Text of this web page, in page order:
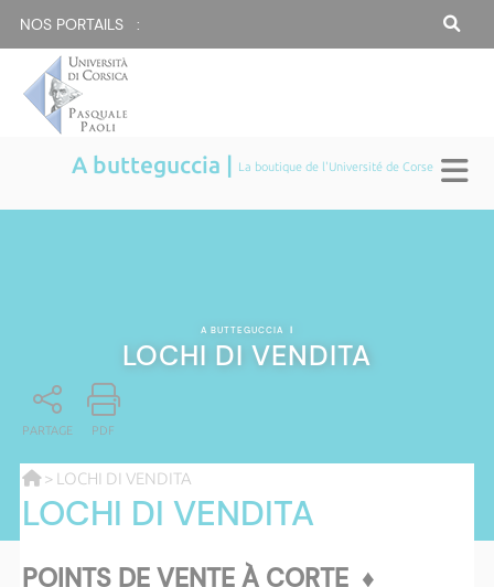
NOS PORTAILS :
A butteguccia | La boutique de l'Université de Corse
A BUTTEGUCCIA |
LOCHI DI VENDITA
PARTAGE PDF
> LOCHI DI VENDITA
LOCHI DI VENDITA
POINTS DE VENTE À CORTE ♦